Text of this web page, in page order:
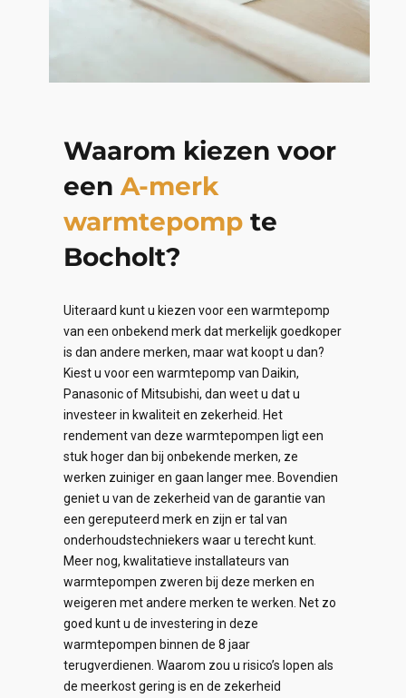
Waarom kiezen voor
een A-merk
warmtepomp te
Bocholt?
Uiteraard kunt u kiezen voor een warmtepomp
van een onbekend merk dat merkelijk goedkoper
is dan andere merken, maar wat koopt u dan?
Kiest u voor een warmtepomp van Daikin,
Panasonic of Mitsubishi, dan weet u dat u
investeer in kwaliteit en zekerheid. Het
rendement van deze warmtepompen ligt een
stuk hoger dan bij onbekende merken, ze
werken zuiniger en gaan langer mee. Bovendien
geniet u van de zekerheid van de garantie van
een gereputeerd merk en zijn er tal van
onderhoudstechniekers waar u terecht kunt.
Meer nog, kwalitatieve installateurs van
warmtepompen zweren bij deze merken en
weigeren met andere merken te werken. Net zo
goed kunt u de investering in deze
warmtepompen binnen de 8 jaar
terugverdienen. Waarom zou u risico’s lopen als
de meerkost gering is en de zekerheid